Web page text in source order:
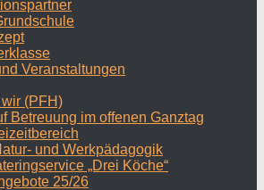
Veranstaltungen
(PFH)
Betreuung im offenen Ganztag
und Werkpädagogik
„Drei Köche“
25/26